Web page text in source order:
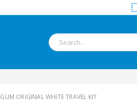
GUM ORIGINAL WHITE TRAVEL KIT